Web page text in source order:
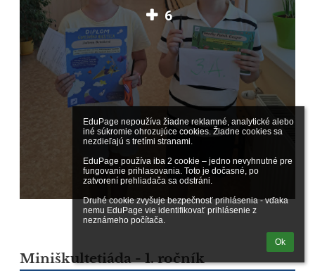
EduPage nepoužíva žiadne reklamné, analytické alebo
iné súkromie ohrozujúce cookies. Žiadne cookies sa
nezdieľajú s tretími stranami.
EduPage používa iba 2 cookie – jedno nevyhnutné pre
fungovanie prihlasovania. Toto je dočasné, po
zatvorení prehliadača sa odstráni.
Druhé cookie zvyšuje bezpečnosť prihlásenia - vďaka
nemu EduPage vie identifikovať prihlásenie z
neznámeho počítača.
Ok
6
Miniškultetiáda - 1. ročník